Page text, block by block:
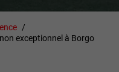
exceptionnel à Borgo